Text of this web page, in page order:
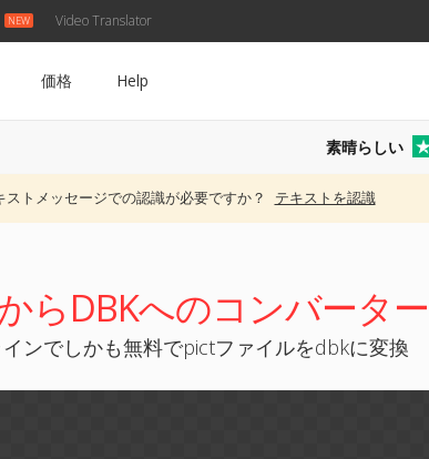
Video Translator
価格 Help
素晴らしい
ストメッセージでの認識が必要ですか？ テキストを認識
らDBKへのコンバーター
ンでしかも無料でpictファイルをdbkに変換